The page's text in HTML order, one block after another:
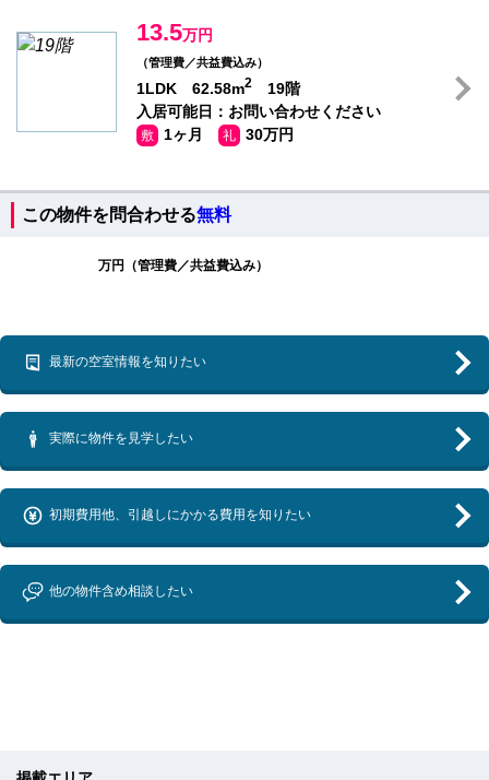
13.5万円
（管理費／共益費込み）
1LDK 62.58m2
19階
入居可能日：お問い合わせください
敷 1ヶ月 礼 30万円
この物件を問合わせる無料
万円（管理費／共益費込み）
最新の空室情報を知りたい
実際に物件を見学したい
初期費用他、引越しにかかる費用を知りたい
他の物件含め相談したい